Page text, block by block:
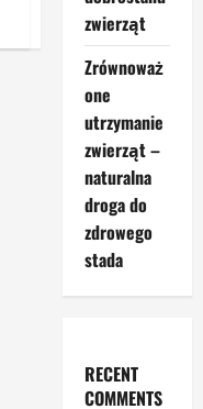
zwierząt
Zrównoważ
one
utrzymanie
zwierząt –
naturalna
droga do
zdrowego
stada
RECENT
COMMENTS